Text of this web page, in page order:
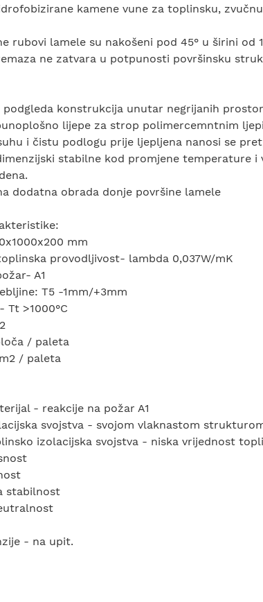
kamene vune za toplinsku,
rubovi lamele su nakošeni pod 45° u širini
ne zatvara u potpunosti površinsku
konstrukcija unutar negrijanih
lijepe za strop polimercemntnim
i čistu podlogu prije ljepljena nanosi se
stabilne kod promjene temperature
dodatna obrada donje površine lamele
mm
provodljivost- lambda 0,037W/mK
A1
T5 -1mm/+3mm
Tt >1000°C
/ paleta
/ paleta
- reakcije na požar A1
svojstva - svojom vlaknastom
izolacijska svojstva - niska vrijednost
stabilnost
- na upit.